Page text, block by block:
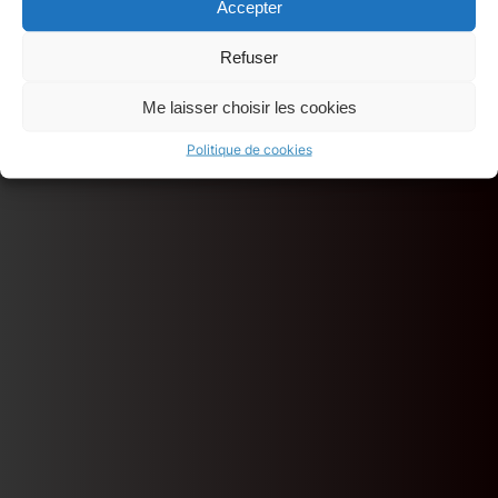
Accepter
Refuser
Me laisser choisir les cookies
Politique de cookies